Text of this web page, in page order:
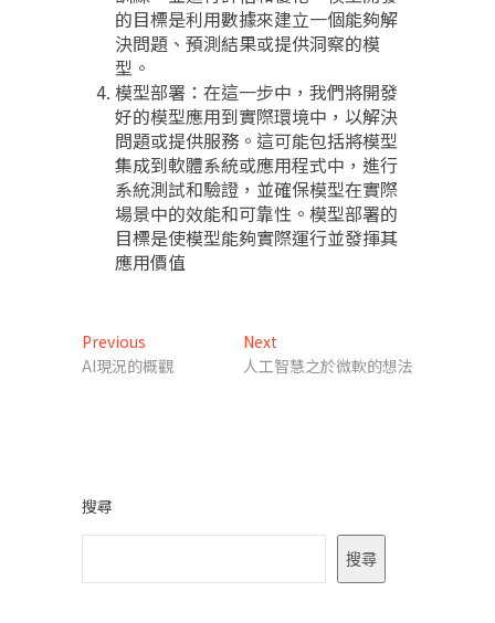
的目標是利用數據來建立一個能夠解
決問題、預測結果或提供洞察的模
型。
模型部署：在這一步中，我們將開發
好的模型應用到實際環境中，以解決
問題或提供服務。這可能包括將模型
集成到軟體系統或應用程式中，進行
系統測試和驗證，並確保模型在實際
場景中的效能和可靠性。模型部署的
目標是使模型能夠實際運行並發揮其
應用價值
文
章
Previous
post:
AI現況的概觀
Next
post:
人工智慧之於微軟的想法
搜尋
搜尋